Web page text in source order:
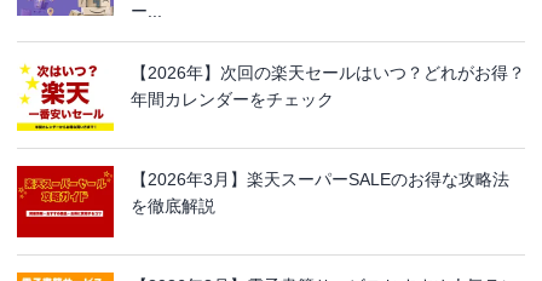
ー...
【2026年】次回の楽天セールはいつ？どれがお得？
年間カレンダーをチェック
【2026年3月】楽天スーパーSALEのお得な攻略法
を徹底解説